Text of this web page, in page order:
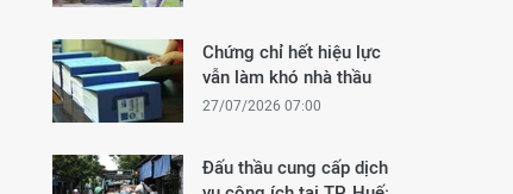
Chứng chỉ hết hiệu lực
vẫn làm khó nhà thầu
27/07/2026 07:00
Đấu thầu cung cấp dịch